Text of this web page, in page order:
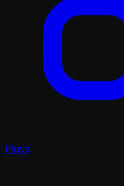
Plays